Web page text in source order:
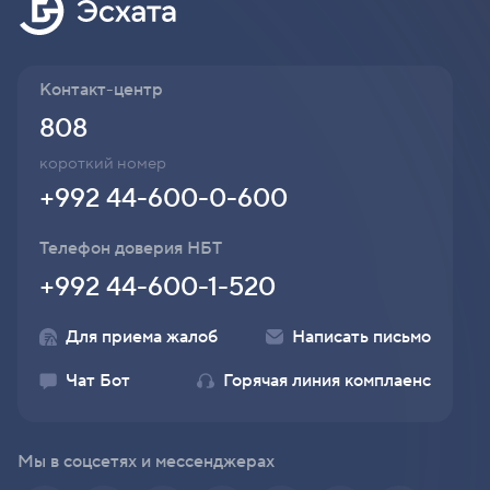
Контакт-центр
короткий номер
808
+992 44-600-0-600
Телефон доверия НБТ
+992 44-600-1-520
Для приема жалоб
Написать письмо
Чат Бот
Горячая линия комплаенс
Мы в соцсетях и мессенджерах